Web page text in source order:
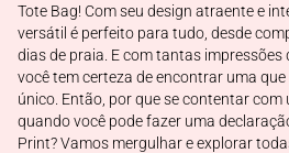
Tote Bag! Com seu design atraente e
versátil é perfeito para tudo, desde
dias de praia. E com tantas impressões
você tem certeza de encontrar uma
único. Então, por que se contentar
quando você pode fazer uma
Print? Vamos mergulhar e explorar